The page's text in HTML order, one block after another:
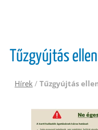
Tűzgyújtás
Hírek / Tűzgyújtás